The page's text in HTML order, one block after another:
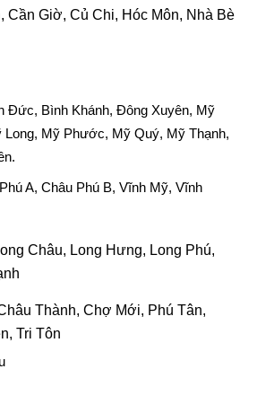
Cần Giờ, Củ Chi, Hóc Môn, Nhà Bè
Đức, Bình Khánh, Đông Xuyên, Mỹ
Long, Mỹ Phước, Mỹ Quý, Mỹ Thạnh,
A, Châu Phú B, Vĩnh Mỹ, Vĩnh
Châu, Long Hưng, Long Phú,
Thành, Chợ Mới, Phú Tân,
Tri Tôn